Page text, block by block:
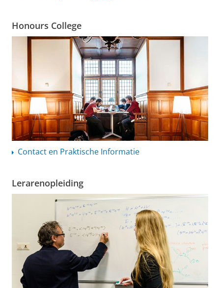
Honours College
Contact en Praktische Informatie
Lerarenopleiding